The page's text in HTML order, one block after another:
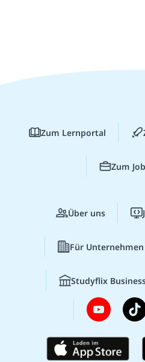
Zum Lernportal
Zum
Über uns
Für Unternehmen
Studyflix